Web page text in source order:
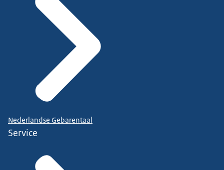
Nederlandse Gebarentaal
Service